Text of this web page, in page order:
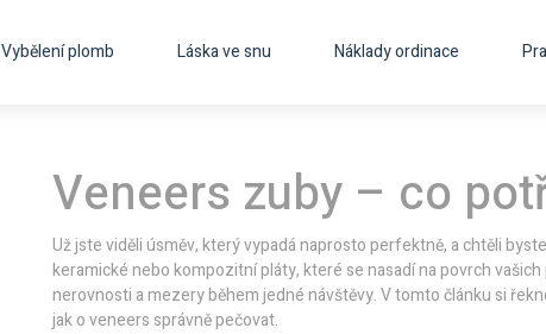
Vybělení plomb Láska ve snu Náklady ordinace
Veneers zuby – co
Už jste viděli úsměv, který vypadá naprosto perfektně, a chtěli
keramické nebo kompozitní pláty, které se nasadí na povrch
nerovnosti a mezery během jedné návštěvy. V tomto článku si
jak o veneers správně pečovat.